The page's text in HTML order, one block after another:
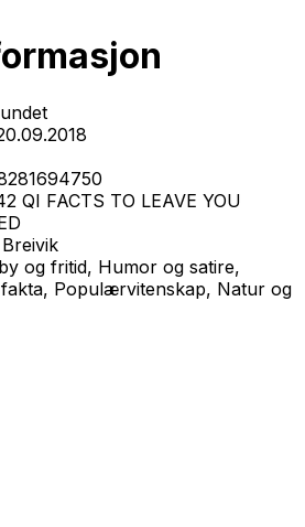
QI FACTS TO LEAVE YOU
og fritid, Humor og satire,
Populærvitenskap, Natur og